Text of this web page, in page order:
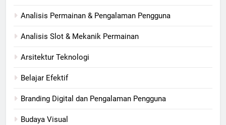
Analisis Permainan & Pengalaman Pengguna
Analisis Slot & Mekanik Permainan
Arsitektur Teknologi
Belajar Efektif
Branding Digital dan Pengalaman Pengguna
Budaya Visual